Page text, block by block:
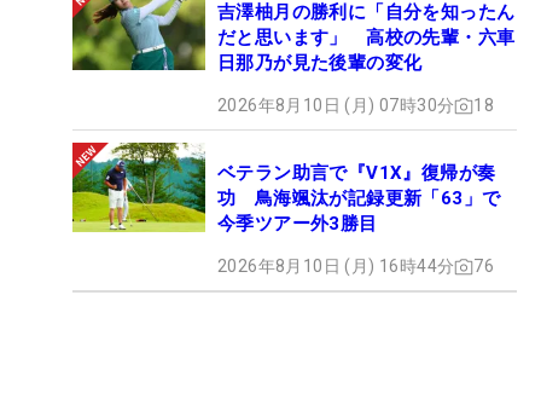
吉澤柚月の勝利に「自分を知ったん
だと思います」 高校の先輩・六車
日那乃が見た後輩の変化
2026年8月10日 (月) 07時30分 18
ベテラン助言で『V1X』復帰が奏
功 鳥海颯汰が記録更新「63」で
今季ツアー外3勝目
2026年8月10日 (月) 16時44分 76